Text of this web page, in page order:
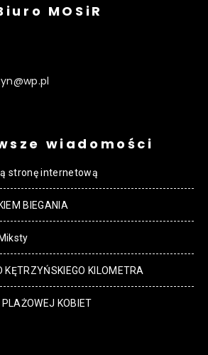
MOSiR
wiadomości
stronę internetową
BIEGANIA
KĘTRZYŃSKIEGO KILOMETRA
KOBIET